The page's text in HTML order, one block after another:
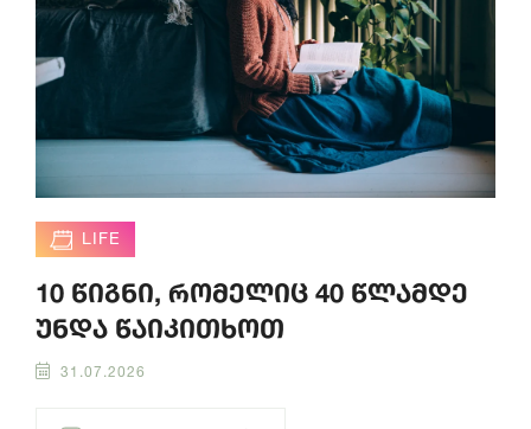
LIFE
10 წიგნი, რომელიც 40 წლამდე
უნდა წაიკითხოთ
31.07.2026